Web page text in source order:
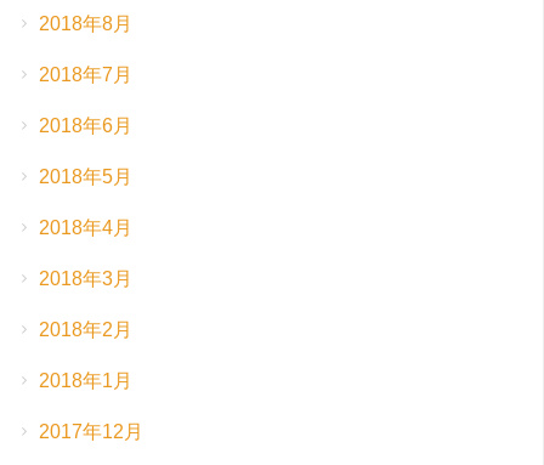
2018年8月
2018年7月
2018年6月
2018年5月
2018年4月
2018年3月
2018年2月
2018年1月
2017年12月